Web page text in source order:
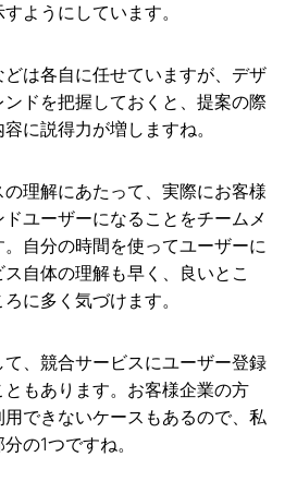
ようにしています。
は各自に任せていますが、デザ
ドを把握しておくと、提案の際
に説得力が増しますね。
理解にあたって、実際にお客様
ユーザーになることをチームメ
自分の時間を使ってユーザーに
自体の理解も早く、良いとこ
に多く気づけます。
、競合サービスにユーザー登録
もあります。お客様企業の方
できないケースもあるので、私
の1つですね。